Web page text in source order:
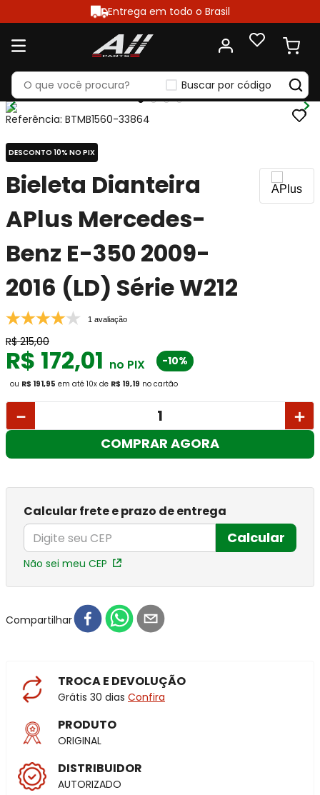
Entrega em todo o Brasil
Buscar por código
Referência: BTMB1560-33864
DESCONTO 10% NO PIX
Bieleta Dianteira
APlus Mercedes-
Benz E-350 2009-
2016 (LD) Série W212
1 avaliação
R$ 215,00
R$ 172,01 no PIX -10%
ou R$ 191,95 em até 10x de R$ 19,19 no cartão
＋
－
COMPRAR AGORA
Calcular frete e prazo de entrega
Calcular
Não sei meu CEP
Compartilhar
TROCA E DEVOLUÇÃO
Grátis 30 dias Confira
PRODUTO
ORIGINAL
DISTRIBUIDOR
AUTORIZADO